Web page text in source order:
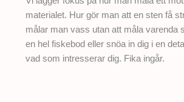
materialet. Hur gör man att en sten få
målar man vass utan att måla varenda
en hel fiskebod eller snöa in dig i en
vad som intresserar dig. Fika ingår.